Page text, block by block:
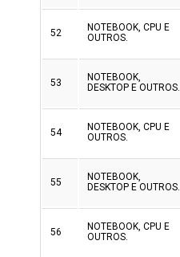
52
NOTEBOOK, CPU E
OUTROS.
53
NOTEBOOK,
DESKTOP E OUTROS.
54
NOTEBOOK, CPU E
OUTROS.
55
NOTEBOOK,
DESKTOP E OUTROS.
56
NOTEBOOK, CPU E
OUTROS.